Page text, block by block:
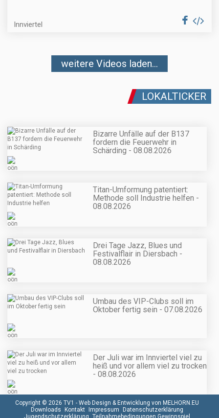
Innviertel
weitere Videos laden...
LOKALTICKER
Bizarre Unfälle auf der B137
fordern die Feuerwehr in
Schärding - 08.08.2026
Titan-Umformung patentiert:
Methode soll Industrie helfen -
08.08.2026
Drei Tage Jazz, Blues und
Festivalflair in Diersbach -
08.08.2026
Umbau des VIP-Clubs soll im
Oktober fertig sein - 07.08.2026
Der Juli war im Innviertel viel zu
heiß und vor allem viel zu trocken
- 08.08.2026
Copyright © 2026 TV1 - Web Design & Entwicklung von MELHORN.EU
Downloads Kontakt Impressum Datenschutzerklärung
Jugendschutzerklärung Teilnahmebedingungen Gewinnspiel